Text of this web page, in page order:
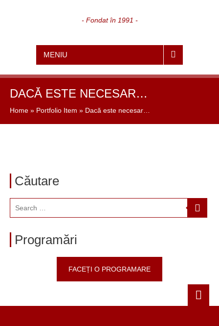
- Fondat în 1991 -
MENIU
DACĂ ESTE NECESAR…
Home » Portfolio Item » Dacă este necesar…
Căutare
Programări
FACEȚI O PROGRAMARE